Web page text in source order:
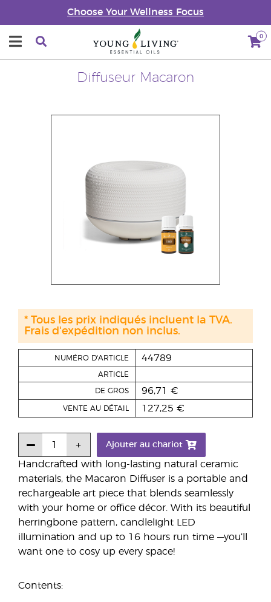
Choose Your Wellness Focus
0
Diffuseur Macaron
Handcrafted with long-lasting natural ceramic
materials, the Macaron Diffuser is a portable and
rechargeable art piece that blends seamlessly
with your home or office décor. With its beautiful
herringbone pattern, candlelight LED
illumination and up to 16 hours run time —you’ll
want one to cosy up every space!
Contents:
NUMÉRO D'ARTICLE 44789
ARTICLE
DE GROS 96,71 €
VENTE AU DÉTAIL 127,25 €
Ajouter au chariot
* Tous les prix indiqués incluent la TVA.
Frais d'expédition non inclus.